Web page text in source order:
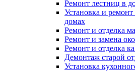
Ремонт лестниц в
Установка и
домах
Ремонт и отделка
Ремонт и замена
Ремонт и отделка
Демонтаж старой
Установка